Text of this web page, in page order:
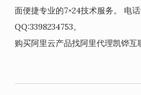
面便捷专业的7×24技术服务。 电
QQ:3398234753。
购买阿里云产品找阿里代理凯铧互